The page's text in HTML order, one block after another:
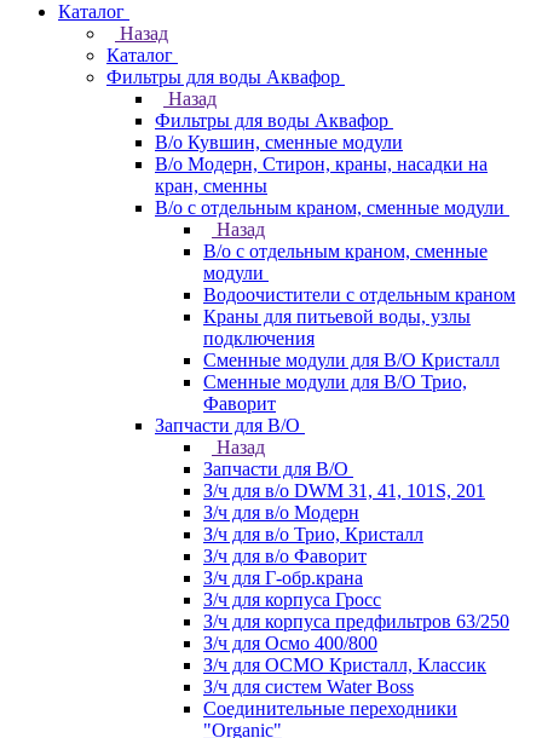
Каталог
Назад
Каталог
Фильтры для воды Аквафор
Назад
Фильтры для воды Аквафор
В/о Кувшин, сменные модули
В/о Модерн, Стирон, краны, насадки на
кран, сменны
В/о с отдельным краном, сменные модули
Назад
В/о с отдельным краном, сменные
модули
Водоочистители с отдельным краном
Краны для питьевой воды, узлы
подключения
Сменные модули для В/О Кристалл
Сменные модули для В/О Трио,
Фаворит
Запчасти для В/О
Назад
Запчасти для В/О
З/ч для в/о DWM 31, 41, 101S, 201
З/ч для в/о Модерн
З/ч для в/о Трио, Кристалл
З/ч для в/о Фаворит
З/ч для Г-обр.крана
З/ч для корпуса Гросс
З/ч для корпуса предфильтров 63/250
З/ч для Осмо 400/800
З/ч для ОСМО Кристалл, Классик
З/ч для систем Water Boss
Соединительные переходники
"Organic"